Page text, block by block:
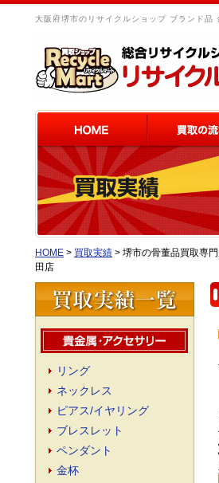
大阪府堺市のリサイクルショップ ブランド
HOME > 買取実績 > 堺市の骨董品買取専
田店
リング
ネックレス
ピアス/イヤリング
ブレスレット
ペンダント
金杯